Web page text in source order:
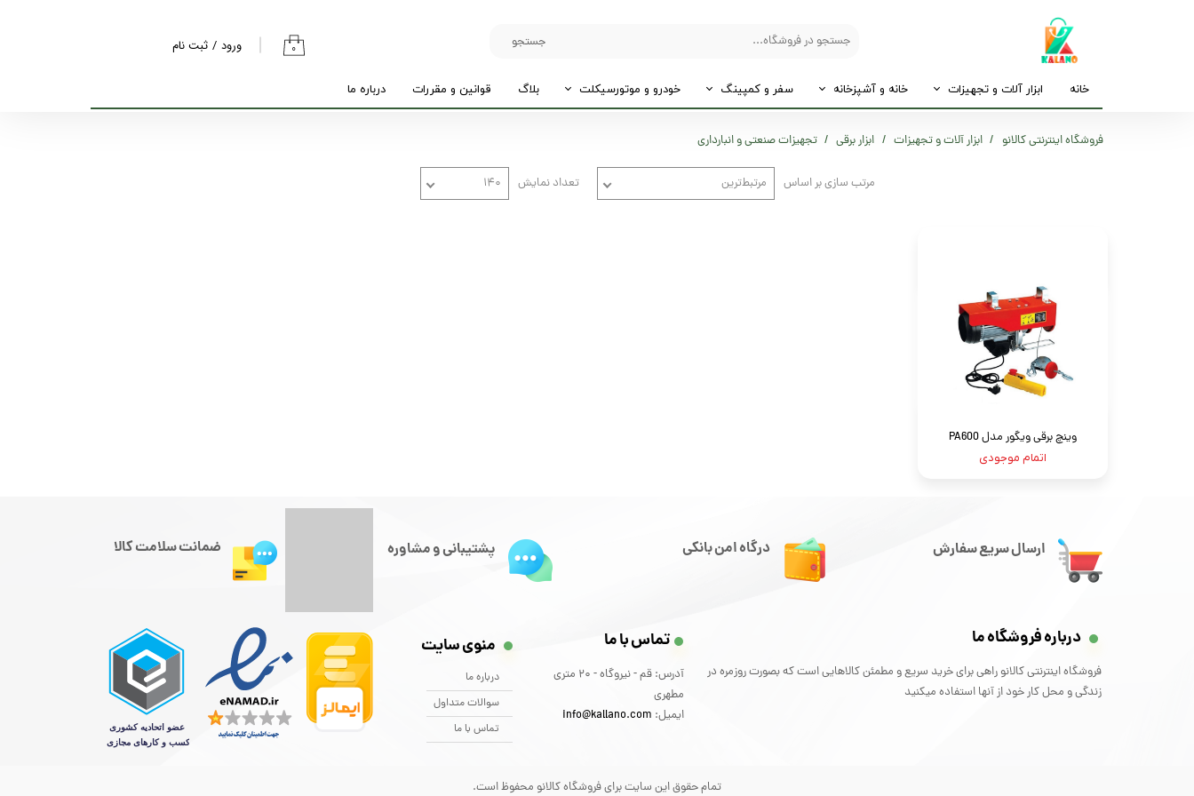
جستجو ۰ ورود / ثبت نام
تغییر گذر واژه
خانه ابزار آلات و تجهیزات خانه و آشپزخانه سفر و کمپینگ خودرو و موتورسیکلت بلاگ قوانین و مقررات درباره ما
فروشگاه اینترنتی کالانو ابزار آلات و تجهیزات ابزار برقی تجهیزات صنعتی و انبارداری
مرتب سازی بر اساس مرتبط‌ترین تعداد نمایش ۱۴۰
وینچ برقی ویگور مدل PA600
اتمام موجودی
تمام حقوق این سایت برای فروشگاه کالانو محفوظ است.
ارسال سریع سفارش درگاه امن بانکی پشتیبانی و مشاوره ضمانت سلامت کالا
درباره فروشگاه ما
فروشگاه اینترنتی کالانو راهی برای خرید سریع و مطمئن کالاهایی است که بصورت روزمره در
زندگی و محل کار خود از آنها استفاده میکنید
تماس با ما
آدرس: قم - نیروگاه - 20 متری
مطهری
ایمیل: info@kallano.com​​​​​​​
منوی سایت
درباره ما
سوالات متداول
تماس با ما